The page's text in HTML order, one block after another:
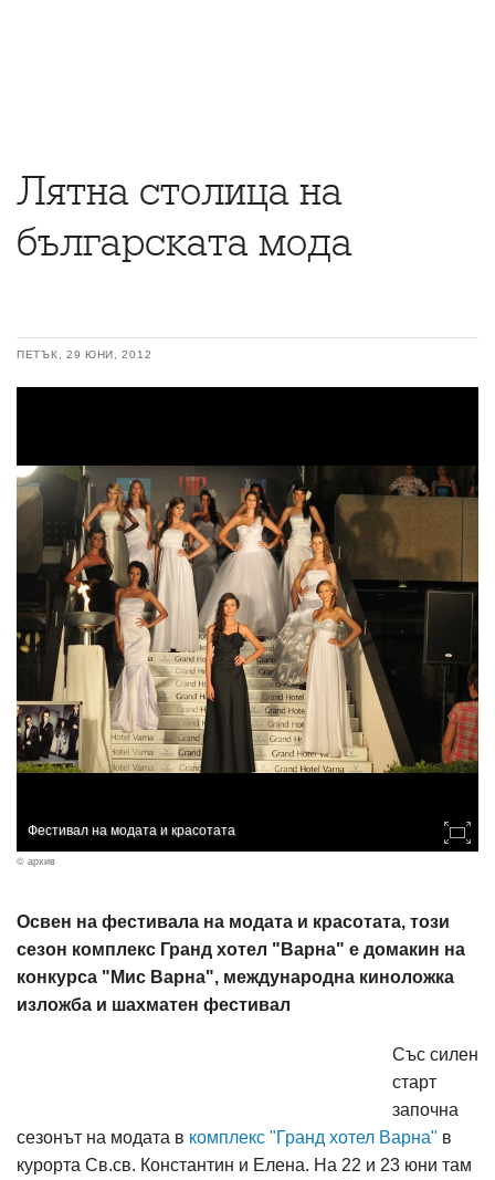
Лятна столица на
българската мода
ПЕТЪК, 29 ЮНИ, 2012
Фестивал на модата и красотата
© архив
Освен на фестивала на модата и красотата, този
сезон комплекс Гранд хотел "Варна" е домакин на
конкурса "Мис Варна", международна киноложка
изложба и шахматен фестивал
Със силен
старт
започна
сезонът на модата в комплекс "Гранд хотел Варна" в
курорта Св.св. Константин и Елена. На 22 и 23 юни там